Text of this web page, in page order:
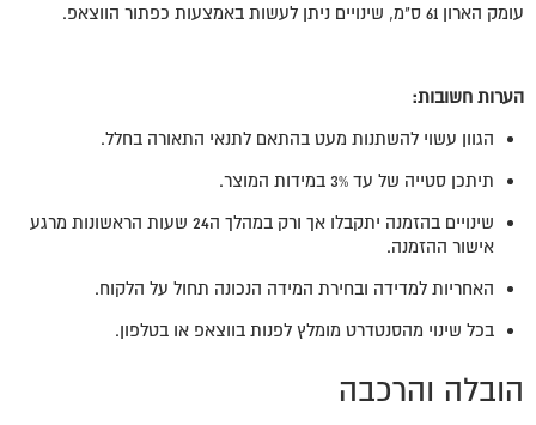
עומק הארון 61 ס"מ, שינויים ניתן לעשות באמצעות כפתור הווצאפ.
הערות חשובות:
הגוון עשוי להשתנות מעט בהתאם לתנאי התאורה בחלל.
תיתכן סטייה של עד 3% במידות המוצר.
שינויים בהזמנה יתקבלו אך ורק במהלך ה24 שעות הראשונות מרגע
אישור ההזמנה.
האחריות למדידה ובחירת המידה הנכונה תחול על הלקוח.
בכל שינוי מהסנטדרט מומלץ לפנות בווצאפ או בטלפון.
הובלה והרכבה